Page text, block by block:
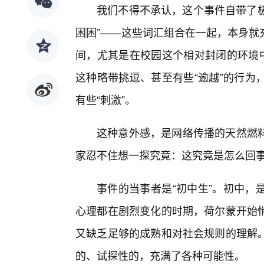
我们不得不承认，这个事件自带了
困困”——这些词汇组合在一起，本身就
间，尤其是在校园这个相对封闭的环
这种略带挑逗、甚至有些“逾越”的行
有些“刺激”。
这种意外感，是网络传播的天然燃
家忍不住想一探究竟：这究竟是怎么回
事件的当事者是“初中生”。初中
心理都在剧烈变化的时期，荷尔蒙开
又缺乏足够的成熟和对社会规则的理
的、试探性的，充满了各种可能性。